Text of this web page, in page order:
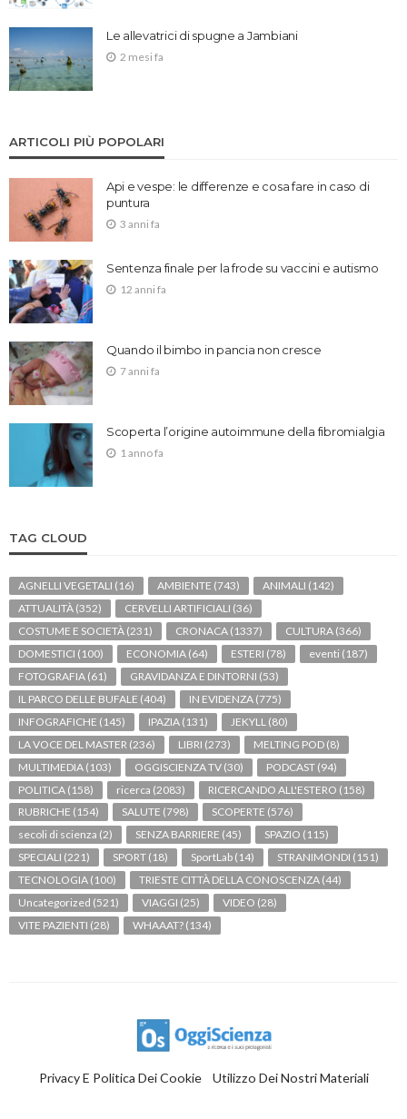
Le allevatrici di spugne a Jambiani
2 mesi fa
ARTICOLI PIÙ POPOLARI
Api e vespe: le differenze e cosa fare in caso di
puntura
3 anni fa
Sentenza finale per la frode su vaccini e autismo
12 anni fa
Quando il bimbo in pancia non cresce
7 anni fa
Scoperta l’origine autoimmune della fibromialgia
1 anno fa
TAG CLOUD
AGNELLI VEGETALI (16) AMBIENTE (743) ANIMALI (142)
ATTUALITÀ (352) CERVELLI ARTIFICIALI (36)
COSTUME E SOCIETÀ (231) CRONACA (1337) CULTURA (366)
DOMESTICI (100) ECONOMIA (64) ESTERI (78) eventi (187)
FOTOGRAFIA (61) GRAVIDANZA E DINTORNI (53)
IL PARCO DELLE BUFALE (404) IN EVIDENZA (775)
INFOGRAFICHE (145) IPAZIA (131) JEKYLL (80)
LA VOCE DEL MASTER (236) LIBRI (273) MELTING POD (8)
MULTIMEDIA (103) OGGISCIENZA TV (30) PODCAST (94)
POLITICA (158) ricerca (2083) RICERCANDO ALL'ESTERO (158)
RUBRICHE (154) SALUTE (798) SCOPERTE (576)
secoli di scienza (2) SENZA BARRIERE (45) SPAZIO (115)
SPECIALI (221) SPORT (18) SportLab (14) STRANIMONDI (151)
TECNOLOGIA (100) TRIESTE CITTÀ DELLA CONOSCENZA (44)
Uncategorized (521) VIAGGI (25) VIDEO (28)
VITE PAZIENTI (28) WHAAAT? (134)
Privacy E Politica Dei Cookie Utilizzo Dei Nostri Materiali